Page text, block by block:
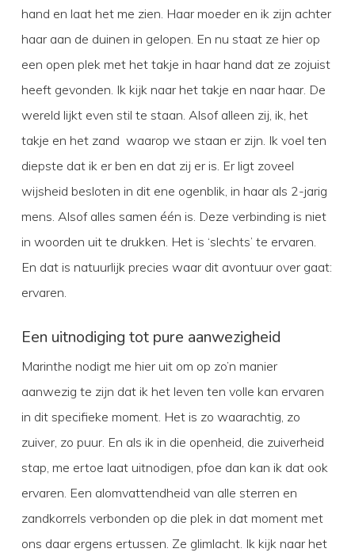
hand en laat het me zien. Haar moeder en ik zijn achter
haar aan de duinen in gelopen. En nu staat ze hier op
een open plek met het takje in haar hand dat ze zojuist
heeft gevonden. Ik kijk naar het takje en naar haar. De
wereld lijkt even stil te staan. Alsof alleen zij, ik, het
takje en het zand waarop we staan er zijn. Ik voel ten
diepste dat ik er ben en dat zij er is. Er ligt zoveel
wijsheid besloten in dit ene ogenblik, in haar als 2-jarig
mens. Alsof alles samen één is. Deze verbinding is niet
in woorden uit te drukken. Het is ‘slechts’ te ervaren.
En dat is natuurlijk precies waar dit avontuur over gaat:
ervaren.
Een uitnodiging tot pure aanwezigheid
Marinthe nodigt me hier uit om op zo’n manier
aanwezig te zijn dat ik het leven ten volle kan ervaren
in dit specifieke moment. Het is zo waarachtig, zo
zuiver, zo puur. En als ik in die openheid, die zuiverheid
stap, me ertoe laat uitnodigen, pfoe dan kan ik dat ook
ervaren. Een alomvattendheid van alle sterren en
zandkorrels verbonden op die plek in dat moment met
ons daar ergens ertussen. Ze glimlacht. Ik kijk naar het